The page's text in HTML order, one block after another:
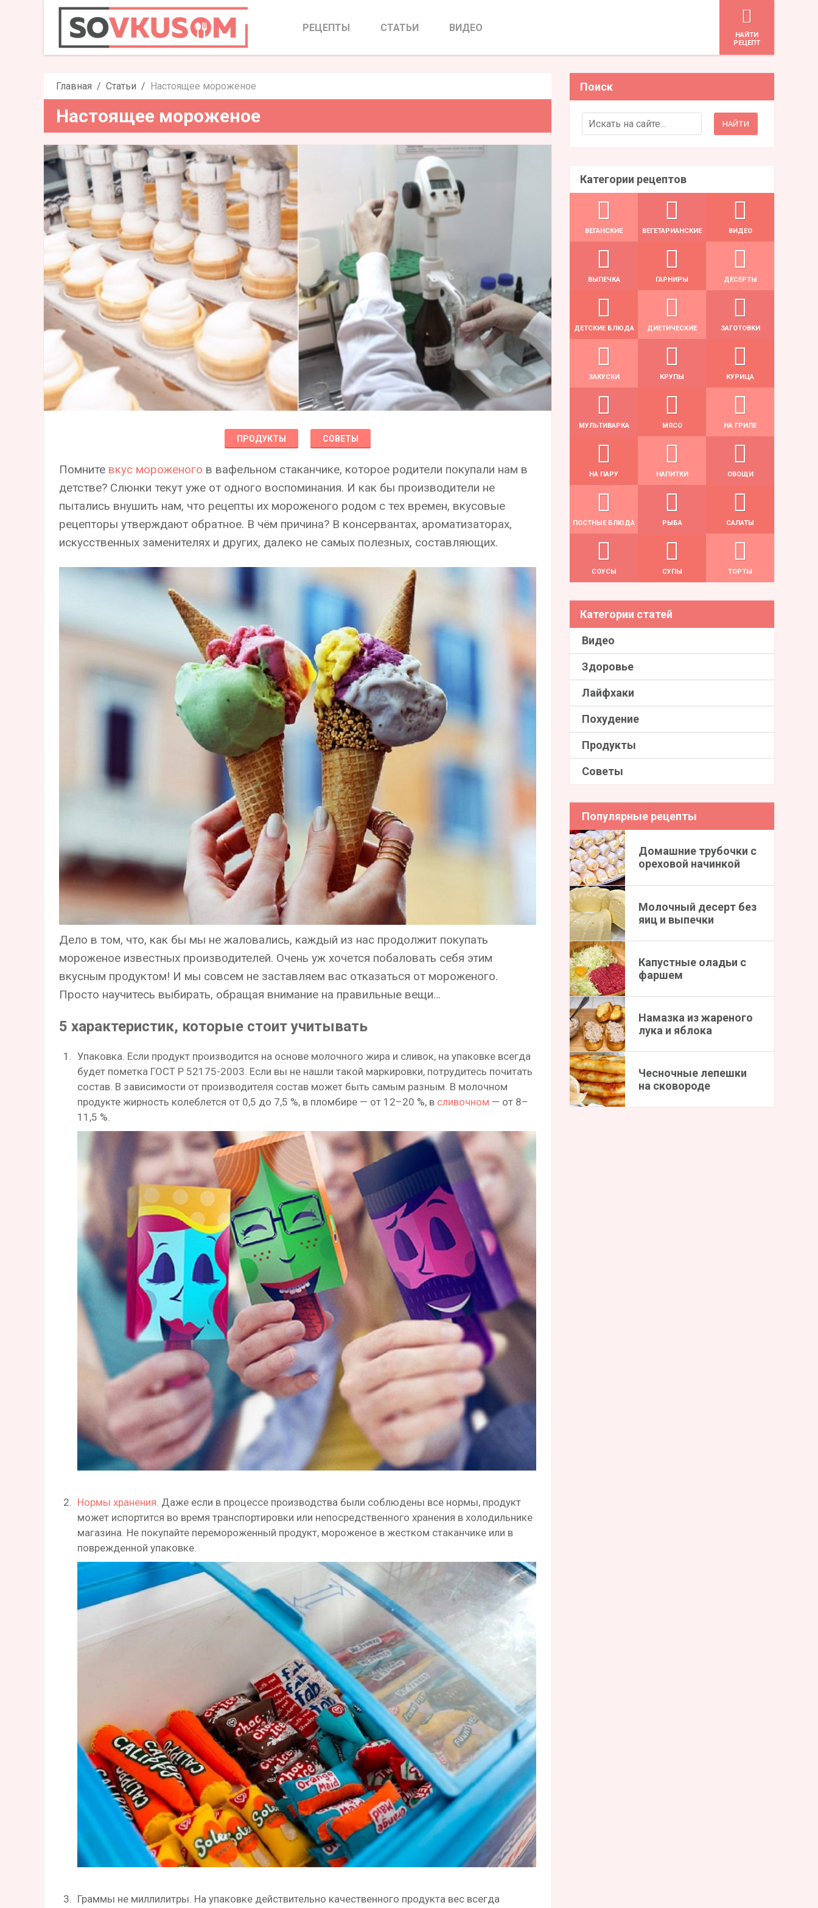
Настоящее мороженое
РЕЦЕПТЫ СТАТЬИ ВИДЕО
HАЙТИ
РЕЦЕПТ
Главная Статьи Настоящее мороженое
Настоящее мороженое
ПРОДУКТЫ СОВЕТЫ
Помните вкус мороженого в вафельном стаканчике, которое родители покупали нам в
детстве? Слюнки текут уже от одного воспоминания. И как бы производители не
пытались внушить нам, что рецепты их мороженого родом с тех времен, вкусовые
рецепторы утверждают обратное. В чём причина? В консервантах, ароматизаторах,
искусственных заменителях и других, далеко не самых полезных, составляющих.
Дело в том, что, как бы мы не жаловались, каждый из нас продолжит покупать
мороженое известных производителей. Очень уж хочется побаловать себя этим
вкусным продуктом! И мы совсем не заставляем вас отказаться от мороженого.
Просто научитесь выбирать, обращая внимание на правильные вещи…
5 характеристик, которые стоит учитывать
Упаковка. Если продукт производится на основе молочного жира и сливок, на упаковке всегда
будет пометка ГОСТ Р 52175-2003. Если вы не нашли такой маркировки, потрудитесь почитать
состав. В зависимости от производителя состав может быть самым разным. В молочном
продукте жирность колеблется от 0,5 до 7,5 %, в пломбире — от 12–20 %, в сливочном — от 8–
11,5 %.
Нормы хранения. Даже если в процессе производства были соблюдены все нормы, продукт
может испортится во время транспортировки или непосредственного хранения в холодильнике
магазина. Не покупайте перемороженный продукт, мороженое в жестком стаканчике или в
поврежденной упаковке.
Граммы не миллилитры. На упаковке действительно качественного продукта вес всегда
Поиск
Search for:
Категории рецептов
ВЕГАНСКИЕ ВЕГЕТАРИАНСКИЕ ВИДЕО
ВЫПЕЧКА ГАРНИРЫ ДЕСЕРТЫ
ДЕТСКИЕ БЛЮДА ДИЕТИЧЕСКИЕ ЗАГОТОВКИ
ЗАКУСКИ КРУПЫ КУРИЦА
МУЛЬТИВАРКА МЯСО НА ГРИЛЕ
НА ПАРУ НАПИТКИ ОВОЩИ
ПОСТНЫЕ БЛЮДА РЫБА САЛАТЫ
СОУСЫ СУПЫ ТОРТЫ
Категории статей
Видео
Здоровье
Лайфхаки
Похудение
Продукты
Советы
Популярные рецепты
Домашние трубочки с
ореховой начинкой
Молочный десерт без
яиц и выпечки
Капустные оладьи с
фаршем
Намазка из жареного
лука и яблока
Чесночные лепешки
на сковороде